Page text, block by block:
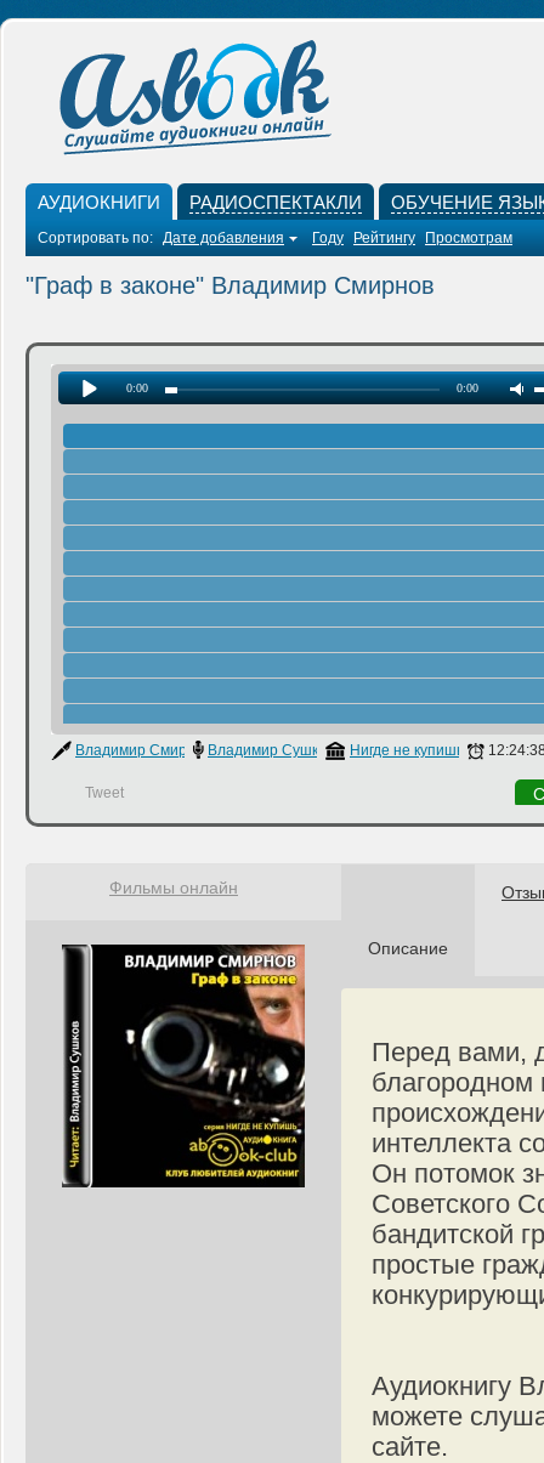
АУДИОКНИГИ РАДИОСПЕКТАКЛИ ОБУЧЕНИЕ
Сортировать по: Дате добавления Году Рейтингу Просмотрам
"Граф в законе" Владимир Смирнов
0:00 0:00
Владимир СмирновВладимир Сушков Нигде не купишь
Tweet
Описание
Перед вами,
благородном
интеллекта
Он потомок
Советского
бандитской
простые
Аудиокнигу
можете
сайте.
Фильмы онлайн